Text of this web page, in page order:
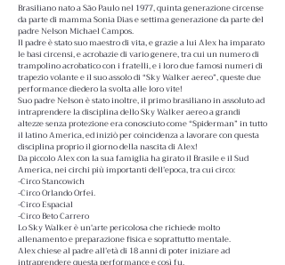
Brasiliano nato a São Paulo nel 1977, quinta generazione circense
da parte di mamma Sonia Dias e settima generazione da parte del
padre Nelson Michael Campos.
Il padre è stato suo maestro di vita, e grazie a lui Alex ha imparato
le basi circensi, e acrobazie di vario genere, tra cui un numero di
trampolino acrobatico con i fratelli, e i loro due famosi numeri di
trapezio volante e il suo assolo di “Sky Walker aereo”, queste due
performance diedero la svolta alle loro vite!
Suo padre Nelson è stato inoltre, il primo brasiliano in assoluto ad
intraprendere la disciplina dello Sky Walker aereo a grandi
altezze senza protezione era conosciuto come “Spiderman” in tutto
il latino America, ed iniziò per coincidenza a lavorare con questa
disciplina proprio il giorno della nascita di Alex!
Da piccolo Alex con la sua famiglia ha girato il Brasile e il Sud
America, nei circhi più importanti dell’epoca, tra cui circo:
-Circo Stancowich
-Circo Orlando Orfei.
-Circo Espacial
-Circo Beto Carrero
Lo Sky Walker è un'arte pericolosa che richiede molto
allenamento e preparazione fisica e soprattutto mentale.
Alex chiese al padre all’età di 18 anni di poter iniziare ad